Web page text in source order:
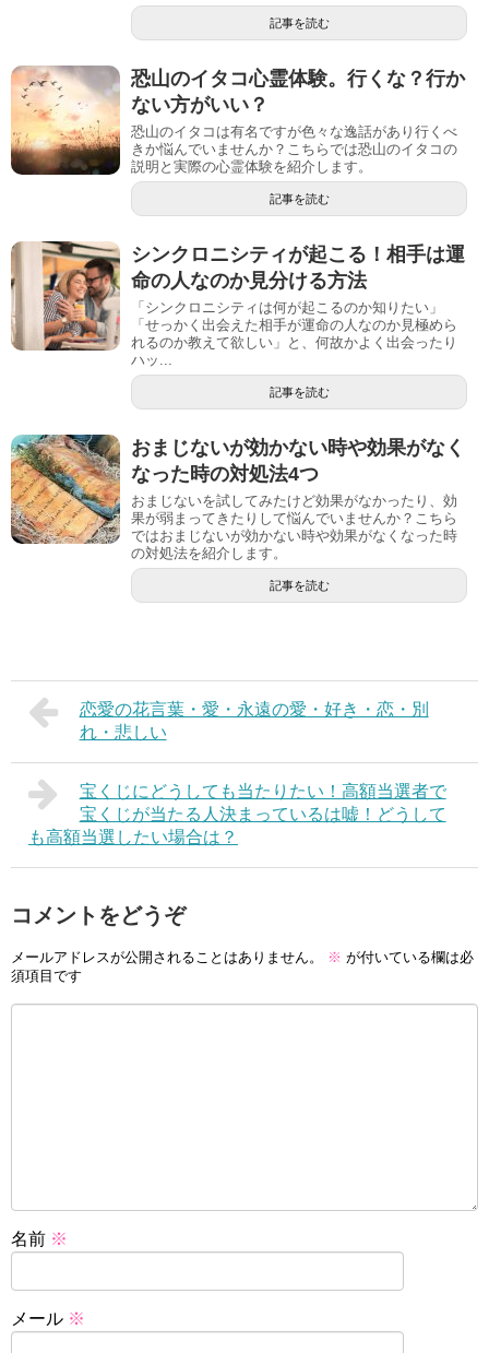
記事を読む
恐山のイタコ心霊体験。行くな？行か
ない方がいい？
恐山のイタコは有名ですが色々な逸話があり行くべ
きか悩んでいませんか？こちらでは恐山のイタコの
説明と実際の心霊体験を紹介します。
記事を読む
シンクロニシティが起こる！相手は運
命の人なのか見分ける方法
「シンクロニシティは何が起こるのか知りたい」
「せっかく出会えた相手が運命の人なのか見極めら
れるのか教えて欲しい」と、何故かよく出会ったり
ハッ...
記事を読む
おまじないが効かない時や効果がなく
なった時の対処法4つ
おまじないを試してみたけど効果がなかったり、効
果が弱まってきたりして悩んでいませんか？こちら
ではおまじないが効かない時や効果がなくなった時
の対処法を紹介します。
記事を読む
恋愛の花言葉・愛・永遠の愛・好き・恋・別
れ・悲しい
宝くじにどうしても当たりたい！高額当選者で
宝くじが当たる人決まっているは嘘！どうして
も高額当選したい場合は？
コメントをどうぞ
メールアドレスが公開されることはありません。 ※ が付いている欄は必
須項目です
名前 ※
メール ※